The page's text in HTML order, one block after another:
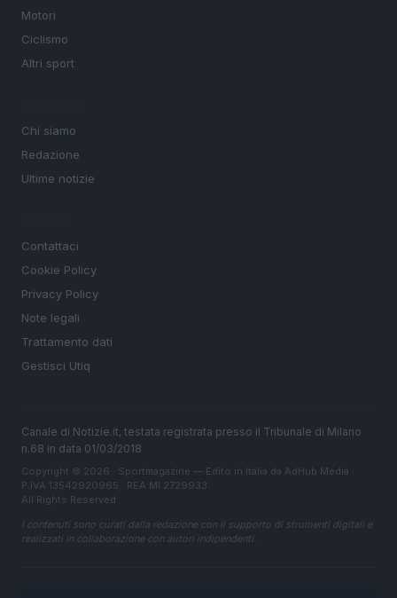
Motori
Ciclismo
Altri sport
Chi siamo
Redazione
Ultime notizie
Contattaci
Cookie Policy
Privacy Policy
Note legali
Trattamento dati
Gestisci Utiq
Canale di Notizie.it, testata registrata presso il Tribunale di Milano
n.68 in data 01/03/2018
Copyright © 2026 · Sportmagazine — Edito in Italia da AdHub Media
P.IVA 13542920965 · REA MI 2729933
All Rights Reserved
I contenuti sono curati dalla redazione con il supporto di strumenti digitali e
realizzati in collaborazione con autori indipendenti.